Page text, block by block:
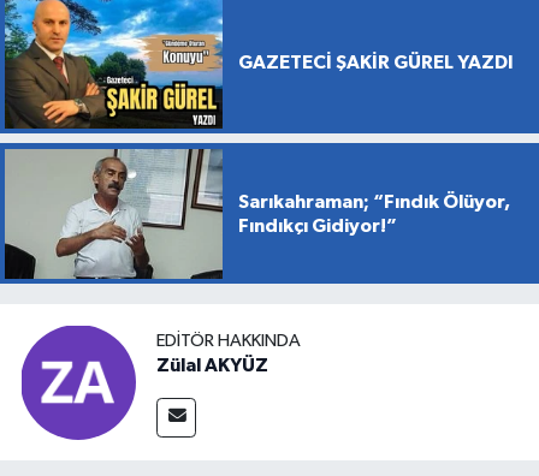
GAZETECİ ŞAKİR GÜREL YAZDI
Sarıkahraman; “Fındık Ölüyor,
Fındıkçı Gidiyor!”
EDITÖR HAKKINDA
Zülal AKYÜZ